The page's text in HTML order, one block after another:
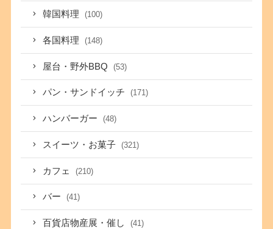
韓国料理 (100)
各国料理 (148)
屋台・野外BBQ (53)
パン・サンドイッチ (171)
ハンバーガー (48)
スイーツ・お菓子 (321)
カフェ (210)
バー (41)
百貨店物産展・催し (41)